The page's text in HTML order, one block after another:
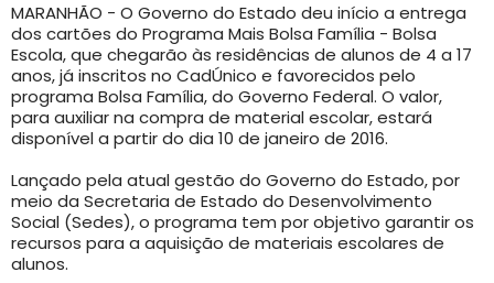
MARANHÃO - O Governo do Estado deu início a entrega
dos cartões do Programa Mais Bolsa Família - Bolsa
Escola, que chegarão às residências de alunos de 4 a 17
anos, já inscritos no CadÚnico e favorecidos pelo
programa Bolsa Família, do Governo Federal. O valor,
para auxiliar na compra de material escolar, estará
disponível a partir do dia 10 de janeiro de 2016.
Lançado pela atual gestão do Governo do Estado, por
meio da Secretaria de Estado do Desenvolvimento
Social (Sedes), o programa tem por objetivo garantir os
recursos para a aquisição de materiais escolares de
alunos.